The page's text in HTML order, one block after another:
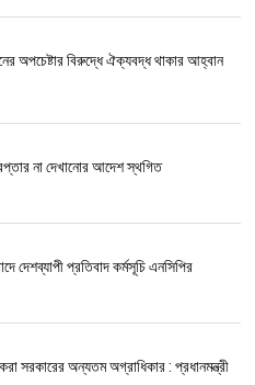
অপচেষ্টার বিরুদ্ধে ঐক্যবদ্ধ থাকার আহ্বান
না দেখানোর আদেশ স্থগিত
দেশব্যাপী প্রতিবাদ কর্মসূচি এনসিপির
করা সরকারের অন্যতম অগ্রাধিকার : প্রধানমন্ত্রী